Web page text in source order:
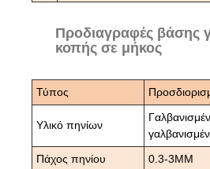
Προδιαγραφές βάσης
κοπής σε μήκος
Τύπος
Υλικό πηνίων
Πάχος πηνίου
0.3-3MM